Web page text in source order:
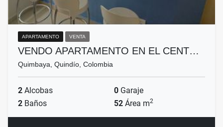
APARTAMENTO VENTA
VENDO APARTAMENTO EN EL CENT…
Quimbaya, Quindío, Colombia
2 Alcobas 0 Garaje
2 Baños 52 Área m2